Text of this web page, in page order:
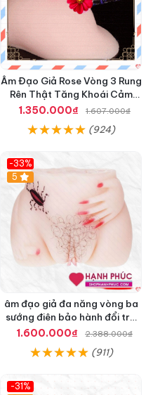
Âm Đạo Giả Rose Vòng 3 Rung
Rên Thật Tăng Khoái Cảm
Nam
1.350.000₫ 1.607.000₫
(924)
-33%
5
âm đạo giả đa năng vòng ba
sướng điên bảo hành đổi trả
nhanh
1.600.000₫ 2.388.000₫
(911)
-31%